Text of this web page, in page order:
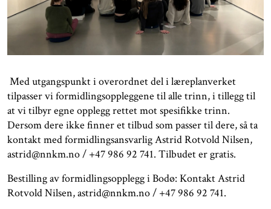
Med utgangspunkt i overordnet del i læreplanverket
tilpasser vi formidlingsoppleggene til alle trinn, i tillegg til
at vi tilbyr egne opplegg rettet mot spesifikke trinn.
Dersom dere ikke finner et tilbud som passer til dere, så ta
kontakt med formidlingsansvarlig Astrid Rotvold Nilsen,
astrid@nnkm.no / +47 986 92 741. Tilbudet er gratis.
Bestilling av formidlingsopplegg i Bodø: Kontakt Astrid
Rotvold Nilsen, astrid@nnkm.no / +47 986 92 741.